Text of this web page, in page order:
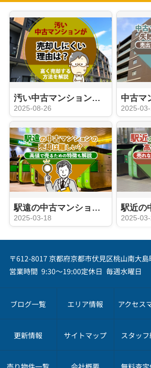
汚い中古マンションが売却しにくい理由は？高く売却する方法を解説
2025-08-26 2025-03-
駅遠の中古マンションの売却は難しい？高値で売るための特徴も解説
2025-03-18 2025-
〒612-8017 京都府京都市伏見区桃山南大
営業時間 9:30～19:00定休日 毎週水曜日
ブログ一覧 エリア情報 アクセス
更新情報 サイトマップ スタッ